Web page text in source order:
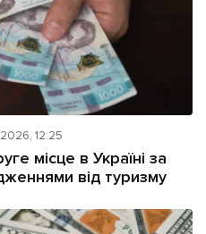
12:25
місце в Україні за
від туризму